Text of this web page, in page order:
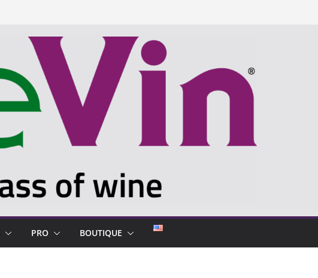
PRO BOUTIQUE